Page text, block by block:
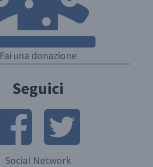
Fai una donazione
Seguici
Social Network